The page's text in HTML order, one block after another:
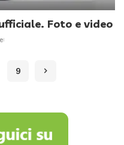
Foto e video
9